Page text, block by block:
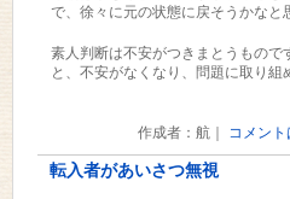
で、徐々に元の状態に戻そうかなと
素人判断は不安がつきまとうもので
と、不安がなくなり、問題に取り組
作成者：航｜
コメン
転入者があいさつ無視